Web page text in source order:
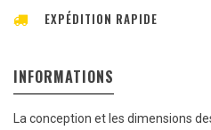
EXPÉDITION RAPIDE
INFORMATIONS
La conception et les dimensions